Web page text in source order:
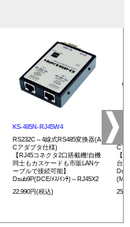
KS-485N-RJ45W4
RS232C⇔4線式RS485変換器(A
Cアダプタ仕様)
【RJ45コネクタ2口搭載機!自機
同士もカスケードも市販LANケ
ーブルで接続可能】
Dsub9P(DCE/ﾒｽ/ｲﾝﾁ)⇔RJ45X2
22,990円(税込)
KS-
Cア
【
台
(M3